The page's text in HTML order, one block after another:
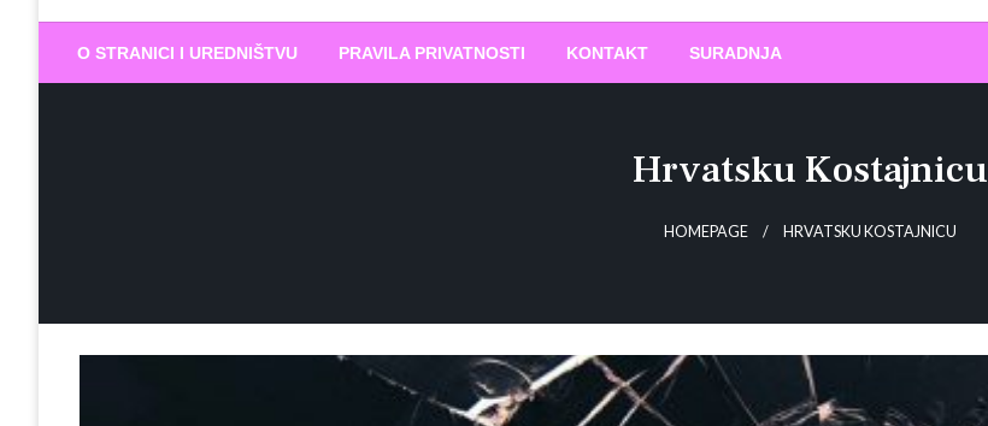
Biram DOBRO
O STRANICI I UREDNIŠTVU PRAVILA PRIVATNOSTI KONTAKT SURADNJA
Hrvatsku Kostajnicu
HOMEPAGE HRVATSKU KOSTAJNICU